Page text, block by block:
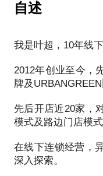
自述
我是叶超，10年线
2012年创业至今，
牌及URBANGREEN
先后开店近20家，
模式及路边门店模
在线下连锁经营，
深入探索。